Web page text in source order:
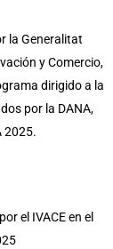
la Generalitat
y Comercio,
dirigido a la
por la DANA,
2025.
el IVACE en el